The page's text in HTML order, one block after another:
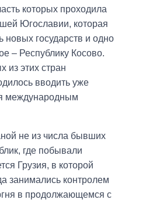
которых проходила
Югославии, которая
новых государств и одно
– Республику Косово.
из этих стран
вводить уже
международным
не из числа бывших
где побывали
Грузия, в которой
занимались контролем
в продолжающемся с